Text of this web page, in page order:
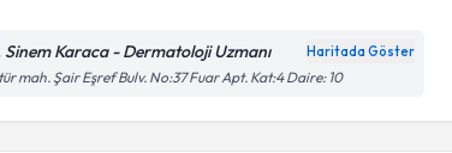
Sinem Karaca - Dermatoloji Uzmanı Haritada Göster
mah. Şair Eşref Bulv. No:37 Fuar Apt. Kat:4 Daire: 10